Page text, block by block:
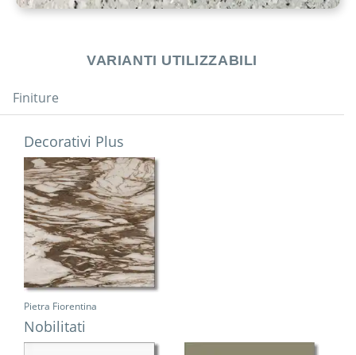
VARIANTI UTILIZZABILI
Finiture
Decorativi Plus
Pietra Fiorentina
Nobilitati